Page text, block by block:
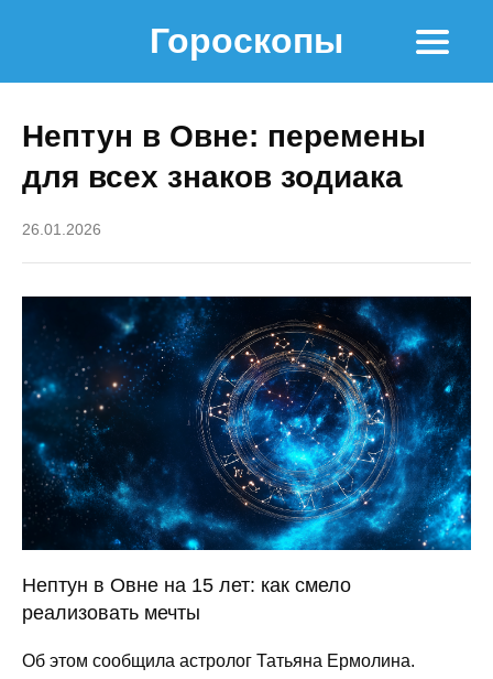
Гороскопы
Нептун в Овне: перемены
для всех знаков зодиака
26.01.2026
Нептун в Овне на 15 лет: как смело
реализовать мечты
Об этом сообщила астролог Татьяна Ермолина.